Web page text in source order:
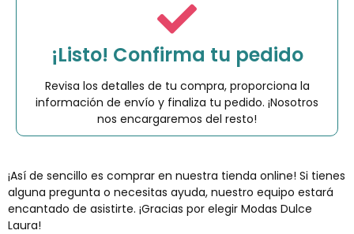
¡Listo! Confirma tu pedido
Revisa los detalles de tu compra, proporciona la
información de envío y finaliza tu pedido. ¡Nosotros
nos encargaremos del resto!
¡Así de sencillo es comprar en nuestra tienda online! Si tienes
alguna pregunta o necesitas ayuda, nuestro equipo estará
encantado de asistirte. ¡Gracias por elegir Modas Dulce
Laura!